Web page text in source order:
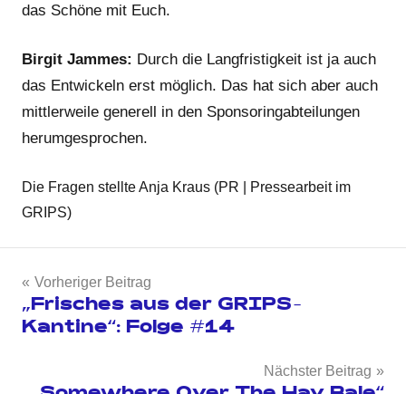
das Schöne mit Euch.
Birgit Jammes: Durch die Langfristigkeit ist ja auch
das Entwickeln erst möglich. Das hat sich aber auch
mittlerweile generell in den Sponsoringabteilungen
herumgesprochen.
Die Fragen stellte Anja Kraus (PR | Pressearbeit im
GRIPS)
Beitragsnavigation
Vorheriger Beitrag
„Frisches aus der GRIPS-
Kantine“: Folge #14
Nächster Beitrag